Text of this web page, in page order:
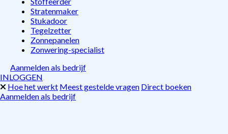
Stratenmaker
Stukadoor
Tegelzetter
Zonnepanelen
Zonwering-specialist
Aanmelden als bedrijf
INLOGGEN
Hoe het werkt Meest gestelde vragen Direct boeken
Aanmelden als bedrijf